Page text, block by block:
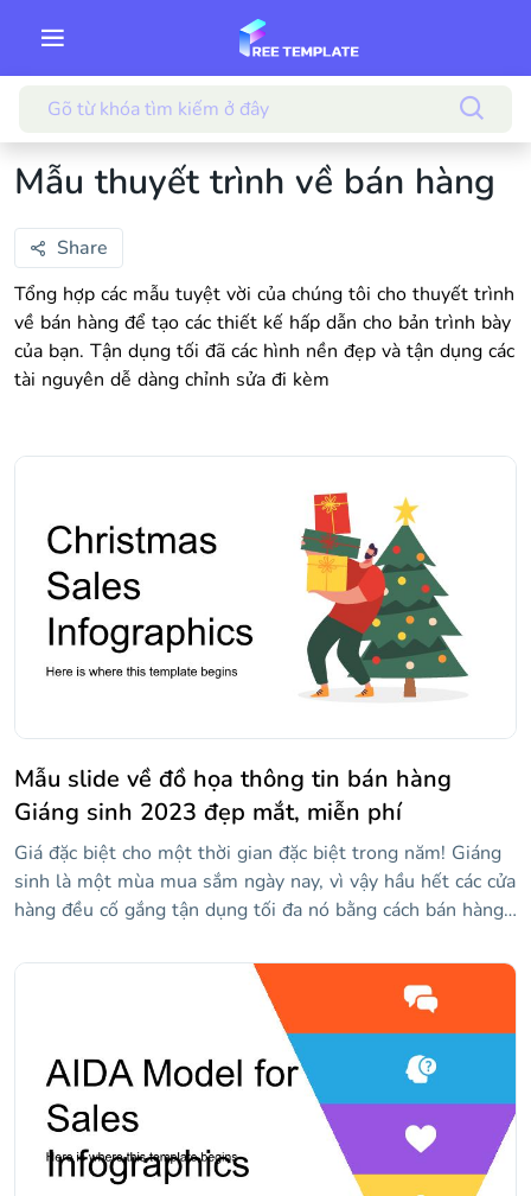
Mẫu thuyết trình về bán hàng
Share
Tổng hợp các mẫu tuyệt vời của chúng tôi cho thuyết trình
về bán hàng để tạo các thiết kế hấp dẫn cho bản trình bày
của bạn. Tận dụng tối đã các hình nền đẹp và tận dụng các
tài nguyên dễ dàng chỉnh sửa đi kèm
Mẫu slide về đồ họa thông tin bán hàng
Giáng sinh 2023 đẹp mắt, miễn phí
Giá đặc biệt cho một thời gian đặc biệt trong năm! Giáng
sinh là một mùa mua sắm ngày nay, vì vậy hầu hết các cửa
hàng đều cố gắng tận dụng tối đa nó bằng cách bán hàng.
diện cho dữ liệu, bộ đồ họa thông tin của chúng tôi sẽ
giúp ích rất nhiều! Có tất cả các loại biểu đồ và sơ đồ,
cùng với một số hình minh họa về người mua sắm hoặc
cây thông Noel. Chúng tôi cũng đã bao gồm rất nhiều
biểu tượng theo chủ đề nếu bạn cần làm nổi bật một số
phần cụ thể!